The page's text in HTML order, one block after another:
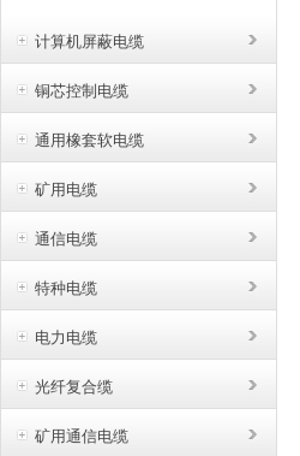
计算机屏蔽电缆
铜芯控制电缆
通用橡套软电缆
矿用电缆
通信电缆
特种电缆
电力电缆
光纤复合缆
矿用通信电缆